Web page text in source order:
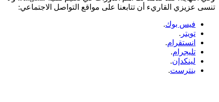
تنسى عزيزي القاريء أن تتابعنا على مواقع التواصل الاجتماعي:
فيس بوك.
تويتر .
انستقرام.
تليجرام.
لينكدإن.
بنترست.